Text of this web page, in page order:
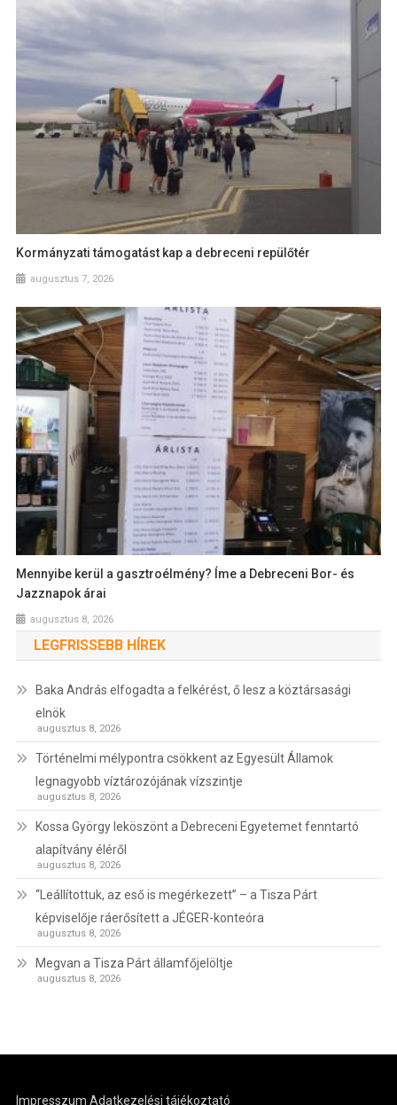
Kormányzati támogatást kap a debreceni repülőtér
augusztus 7, 2026
Mennyibe kerül a gasztroélmény? Íme a Debreceni Bor- és
Jazznapok árai
augusztus 8, 2026
LEGFRISSEBB HÍREK
Baka András elfogadta a felkérést, ő lesz a köztársasági
elnök
augusztus 8, 2026
Történelmi mélypontra csökkent az Egyesült Államok
legnagyobb víztározójának vízszintje
augusztus 8, 2026
Kossa György leköszönt a Debreceni Egyetemet fenntartó
alapítvány éléről
augusztus 8, 2026
“Leállítottuk, az eső is megérkezett” – a Tisza Párt
képviselője ráerősített a JÉGER-konteóra
augusztus 8, 2026
Megvan a Tisza Párt államfőjelöltje
augusztus 8, 2026
Impresszum Adatkezelési tájékoztató